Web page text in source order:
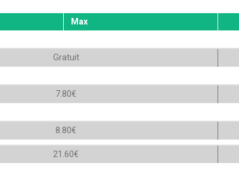
Max
Gratuit
7.80€
8.80€
21.60€